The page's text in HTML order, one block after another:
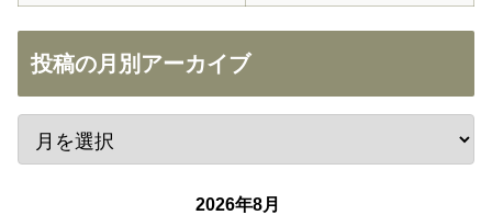
投稿の月別アーカイブ
2026年8月